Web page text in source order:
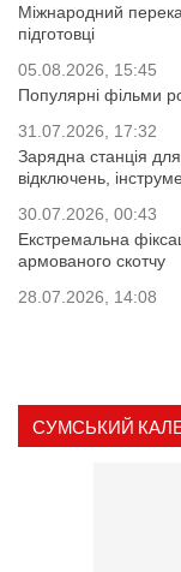
Міжнародний
підготовці
05.08.2026, 15:45
Популярні фільми
31.07.2026, 17:32
Зарядна станція
відключень,
30.07.2026, 00:43
Екстремальна
армованого скотчу
28.07.2026, 14:08
СУМСЬКИЙ